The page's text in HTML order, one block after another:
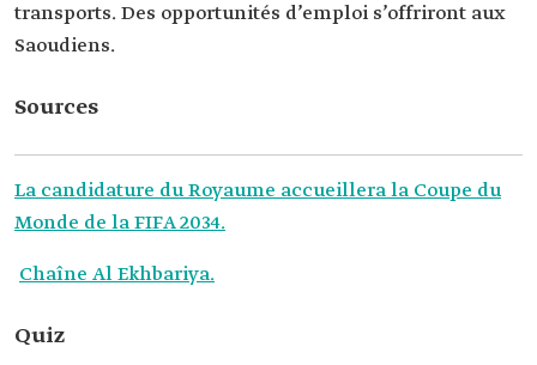
transports. Des opportunités d’emploi s’offriront aux
Saoudiens.
Sources
La candidature du Royaume accueillera la Coupe du
Monde de la FIFA 2034.
Chaîne Al Ekhbariya.
Quiz